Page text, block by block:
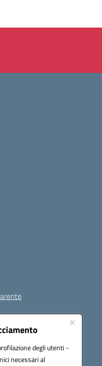
degli utenti -
necessari al